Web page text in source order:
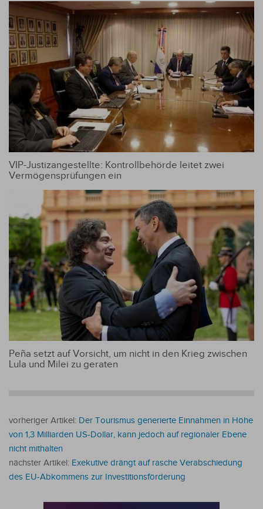
VIP-Justizangestellte: Kontrollbehörde leitet zwei
Vermögensprüfungen ein
Peña setzt auf Vorsicht, um nicht in den Krieg zwischen
Lula und Milei zu geraten
vorheriger Artikel: Der Tourismus generierte Einnahmen in Höhe
von 1,3 Milliarden US-Dollar, kann jedoch auf regionaler Ebene
nicht mithalten
nächster Artikel: Exekutive drängt auf rasche Verabschiedung
des EU-Abkommens zur Investitionsförderung